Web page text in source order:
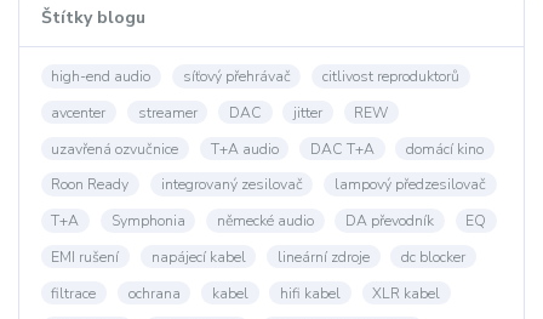
Štítky blogu
high-end audio síťový přehrávač
citlivost reproduktorů
avcenter
streamer DAC jitter
REW
uzavřená ozvučnice
T+A audio DAC T+A
domácí kino
Roon Ready
integrovaný zesilovač
lampový předzesilovač
T+A
Symphonia německé audio DA převodník
EQ
EMI rušení
napájecí kabel lineární zdroje
dc blocker
filtrace
ochrana kabel hifi kabel
XLR kabel